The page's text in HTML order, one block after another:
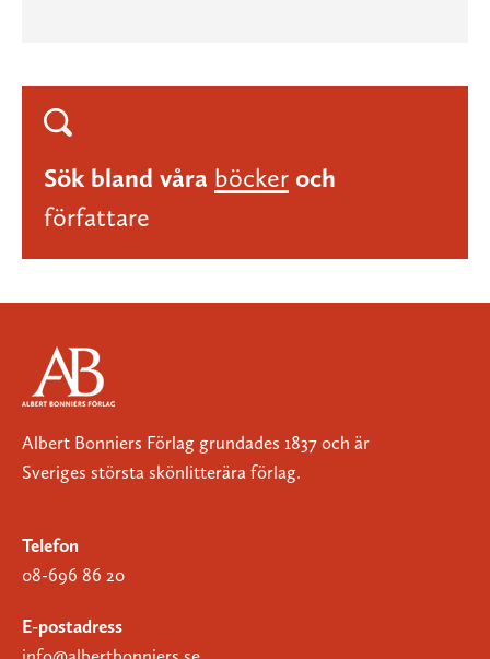
Sök bland våra böcker och
författare
Albert Bonniers Förlag grundades 1837 och är
Sveriges största skönlitterära förlag.
Telefon
08-696 86 20
E-postadress